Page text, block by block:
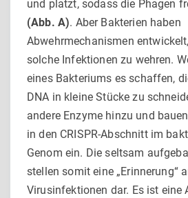
und platzt, sodass die Phagen
(Abb. A). Aber Bakterien haben
Abwehrmechanismen
solche Infektionen zu wehren.
eines Bakteriums es schaffen,
DNA in kleine Stücke zu
andere Enzyme hinzu und
in den CRISPR-Abschnitt im
Genom ein. Die seltsam
stellen somit eine „Erinnerung“
Virusinfektionen dar. Es ist eine